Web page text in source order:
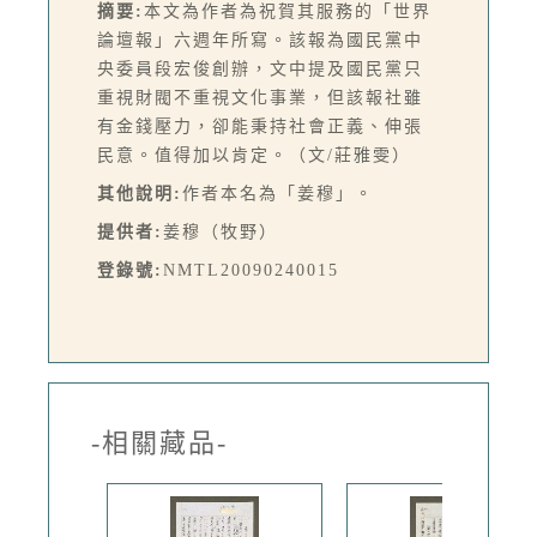
摘要: 本文為作者為祝賀其服務的「世界
論壇報」六週年所寫。該報為國民黨中
央委員段宏俊創辦，文中提及國民黨只
重視財閥不重視文化事業，但該報社雖
有金錢壓力，卻能秉持社會正義、伸張
民意。值得加以肯定。（文/莊雅雯）
其他說明: 作者本名為「姜穆」。
提供者: 姜穆（牧野）
登錄號: NMTL20090240015
-相關藏品-